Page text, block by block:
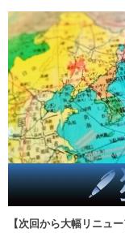
【次回から大幅リニュ